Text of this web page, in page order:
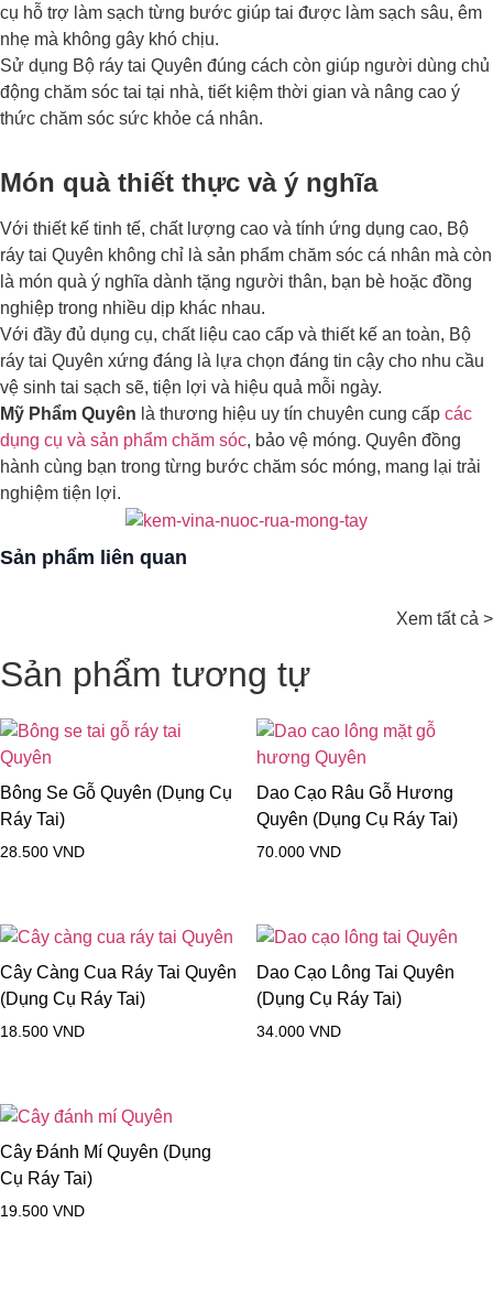
cụ hỗ trợ làm sạch từng bước giúp tai được làm sạch sâu, êm
nhẹ mà không gây khó chịu.
Sử dụng Bộ ráy tai Quyên đúng cách còn giúp người dùng chủ
động chăm sóc tai tại nhà, tiết kiệm thời gian và nâng cao ý
thức chăm sóc sức khỏe cá nhân.
Món quà thiết thực và ý nghĩa
Với thiết kế tinh tế, chất lượng cao và tính ứng dụng cao, Bộ
ráy tai Quyên không chỉ là sản phẩm chăm sóc cá nhân mà còn
là món quà ý nghĩa dành tặng người thân, bạn bè hoặc đồng
nghiệp trong nhiều dịp khác nhau.
Với đầy đủ dụng cụ, chất liệu cao cấp và thiết kế an toàn, Bộ
ráy tai Quyên xứng đáng là lựa chọn đáng tin cậy cho nhu cầu
vệ sinh tai sạch sẽ, tiện lợi và hiệu quả mỗi ngày.
Mỹ Phẩm Quyên là thương hiệu uy tín chuyên cung cấp các
dụng cụ và sản phẩm chăm sóc, bảo vệ móng. Quyên đồng
hành cùng bạn trong từng bước chăm sóc móng, mang lại trải
nghiệm tiện lợi.
Sản phẩm liên quan
Xem tất cả >
Sản phẩm tương tự
Bông Se Gỗ Quyên (Dụng Cụ
Ráy Tai)
28.500 VND
Dao Cạo Râu Gỗ Hương
Quyên (Dụng Cụ Ráy Tai)
70.000 VND
Cây Càng Cua Ráy Tai Quyên
(Dụng Cụ Ráy Tai)
18.500 VND
Dao Cạo Lông Tai Quyên
(Dụng Cụ Ráy Tai)
34.000 VND
Cây Đánh Mí Quyên (Dụng
Cụ Ráy Tai)
19.500 VND